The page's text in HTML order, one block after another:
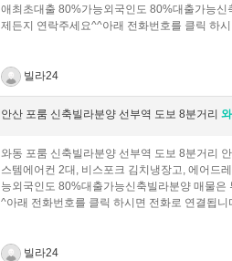
애최초대출 80%가능외국인도 80%대출가능
제든지 연락주세요^^아래 전화번호를 클릭 하
빌라24
안산 포룸 신축빌라분양 선부역 도보 8분거리
와동 포룸 신축빌라분양 선부역 도보 8분거리
스템에어컨 2대, 비스포크 김치냉장고, 에어드
능외국인도 80%대출가능신축빌라분양 매물
^아래 전화번호를 클릭 하시면 전화로 연결됩
빌라24